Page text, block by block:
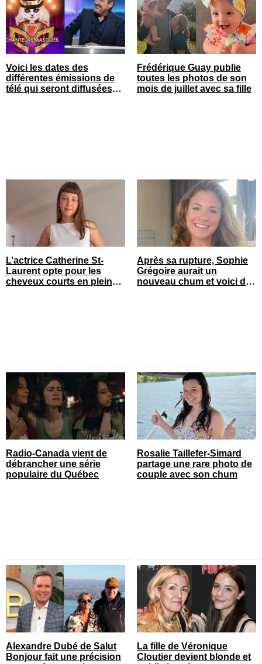
Voici les dates des
différentes émissions de
télé qui seront diffusées
Frédérique Guay publie
toutes les photos de son
mois de juillet avec sa fille
L’actrice Catherine St-
Laurent opte pour les
cheveux courts en pleine
Après sa rupture, Sophie
Grégoire aurait un
nouveau chum et voici de
Radio-Canada vient de
débrancher une série
populaire du Québec
Rosalie Taillefer-Simard
partage une rare photo de
couple avec son chum
Alexandre Dubé de Salut
Bonjour fait une précision
La fille de Véronique
Cloutier devient blonde et